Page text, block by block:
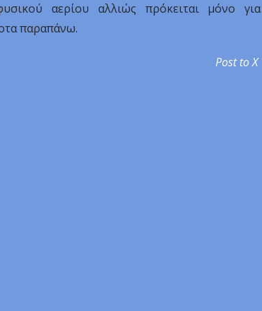
αερίου αλλιώς πρόκειται μόνο για
παραπάνω.
Post to X